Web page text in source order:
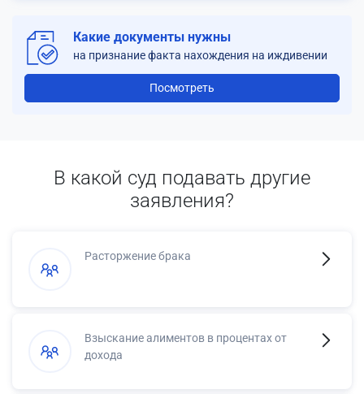
Какие документы нужны
на признание факта нахождения на иждивении
Посмотреть
В какой суд подавать другие
заявления?
Расторжение брака
Взыскание алиментов в процентах от
дохода